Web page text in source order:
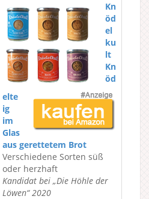
Kn
öd
el
ku
lt
Kn
öd
elte
ig
im
Glas
aus gerettetem Brot
Verschiedene Sorten süß
oder herzhaft
Kandidat bei „Die Höhle der
Löwen“ 2020